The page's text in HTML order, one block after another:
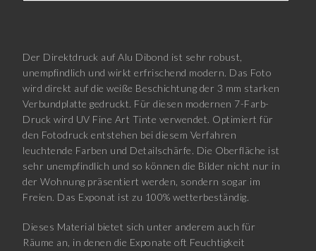
Der Direktdruck auf Alu Dibond ist sehr robust,
unempfindlich und wirkt erfrischend modern. Das Foto
wird direkt auf die weiße Beschichtung der 3 mm starken
Verbundplatte gedruckt. Für diesen modernen 7-Farb-
Druck wird UV Fine Art Tinte verwendet. Optimiert für
den Fotodruck entstehen bei diesem Verfahren
leuchtende Farben und Detailschärfe. Die Oberfläche ist
sehr unempfindlich und so können die Bilder nicht nur in
der Wohnung präsentiert werden, sondern sogar im
Freien. Das Exponat ist zu 100% wetterbeständig.
Dieses Material bietet sich unter anderem auch für
Räume an, in denen die Exponate oft Feuchtigkeit